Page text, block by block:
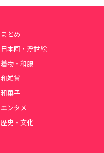
まとめ
日本画・浮世絵
着物・和服
和雑貨
和菓子
エンタメ
歴史・文化